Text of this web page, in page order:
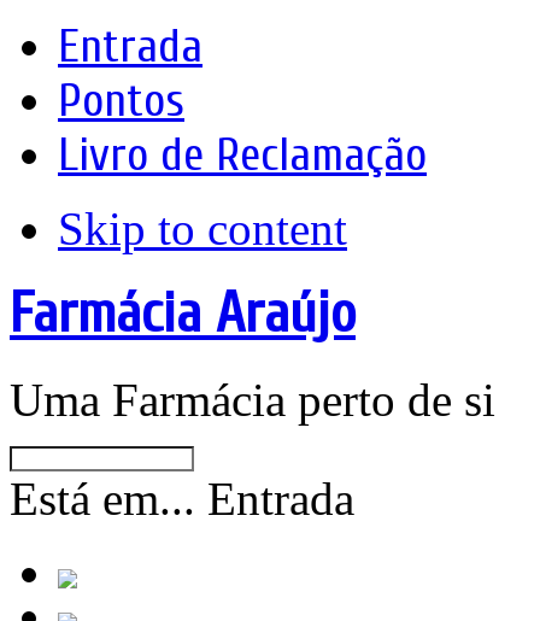
Entrada
Pontos
Livro de Reclamação
Skip to content
Farmácia Araújo
Uma Farmácia perto de si
Está em... Entrada